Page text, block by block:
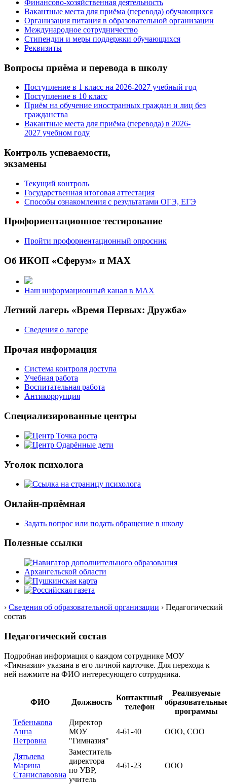
Финансово-хозяйственная деятельность
Вакантные места для приёма (перевода) обучающихся
Организация питания в образовательной организации
Международное сотрудничество
Стипендии и меры поддержки обучающихся
Реквизиты
Вопросы приёма и перевода в школу
Поступление в 1 класс на 2026-2027 учебный год
Поступление в 10 класс
Приём на обучение иностранных граждан и лиц без
гражданства
Вакантные места для приёма (перевода) в 2026-
2027 учебном году
Контроль успеваемости,
экзамены
Текущий контроль
Государственная итоговая аттестация
Способы ознакомления с результатами ОГЭ, ЕГЭ
Профориентационное тестирование
Пройти профориентационный опросник
Об ИКОП «Сферум» и MAX
Наш информационный канал в MAX
Летний лагерь «Время Первых: Дружба»
Сведения о лагере
Прочая информация
Система контроля доступа
Учебная работа
Воспитательная работа
Антикоррупция
Специализированные центры
Уголок психолога
Онлайн-приёмная
Задать вопрос или подать обращение в школу
Полезные ссылки
› Сведения об образовательной организации › Педагогический
состав
Педагогический состав
Подробная информация о каждом сотруднике МОУ
«Гимназия» указана в его личной карточке. Для перехода к
ней нажмите на ФИО интересующего сотрудника.
ФИО Должность
Контактный
телефон
Реализуемые
программы
Тебенькова
Анна
Петровна
Директор
МОУ
"Гимназия"
4-61-40 ООО, СОО
Дятьлева
Марина
Станиславовна
Заместитель
директора
по УВР,
учитель
4-61-23 ООО